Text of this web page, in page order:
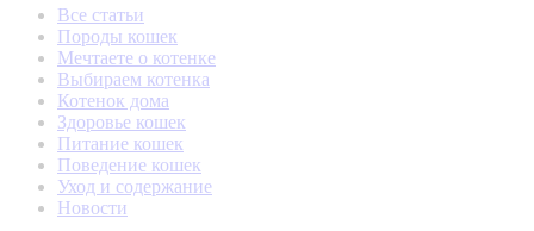
Все статьи
Породы кошек
Мечтаете о котенке
Выбираем котенка
Котенок дома
Здоровье кошек
Питание кошек
Поведение кошек
Уход и содержание
Новости